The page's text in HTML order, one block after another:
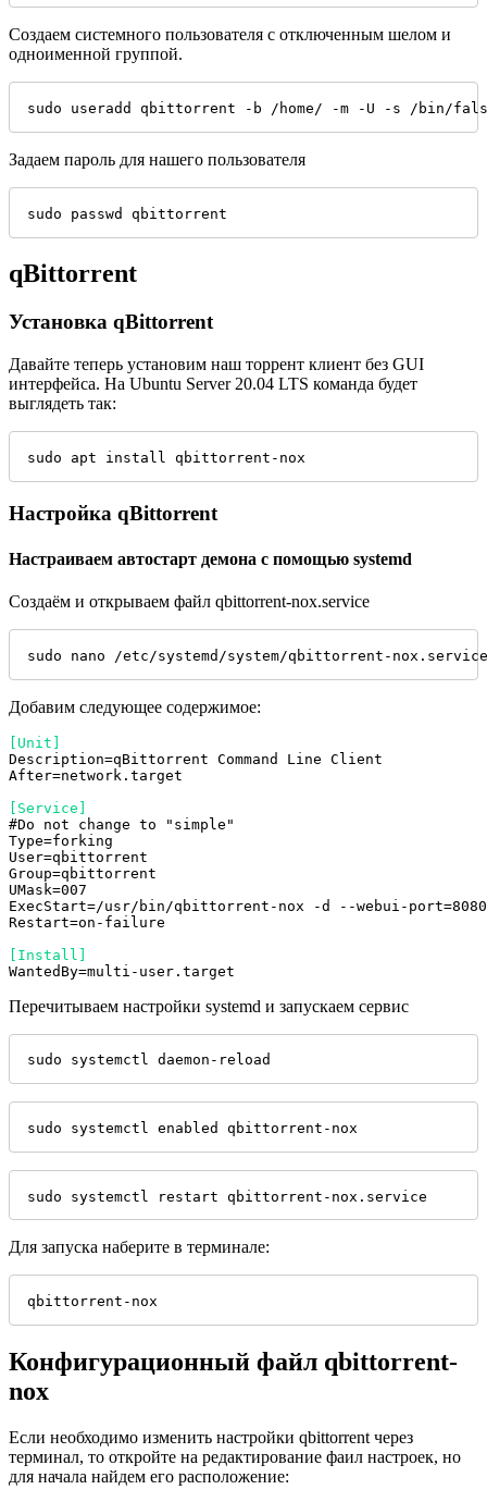
Создаем системного пользователя с отключенным шелом и
одноименной группой.
sudo useradd qbittorrent -b /home/ -m -U -s /bin/
Задаем пароль для нашего пользователя
sudo passwd qbittorrent
qBittorrent
Установка qBittorrent
Давайте теперь установим наш торрент клиент без GUI
интерфейса. На Ubuntu Server 20.04 LTS команда будет
выглядеть так:
sudo apt install qbittorrent-nox
Настройка qBittorrent
Настраиваем автостарт демона с помощью systemd
Создаём и открываем файл qbittorrent-nox.service
sudo nano /etc/systemd/system/qbittorrent-nox.service
Добавим следующее содержимое:
[Unit]
Description=qBittorrent Command Line Client
After=network.target
[Service]
#Do not change to "simple"
Type=forking
User=qbittorrent
Group=qbittorrent
UMask=007
ExecStart=/usr/bin/qbittorrent-nox -d --webui-port=8080
Restart=on-failure
[Install]
WantedBy=multi-user.target
Перечитываем настройки systemd и запускаем сервис
sudo systemctl daemon-reload
sudo systemctl enabled qbittorrent-nox
sudo systemctl restart qbittorrent-nox.service
Для запуска наберите в терминале:
qbittorrent-nox
Конфигурационный файл qbittorrent-
nox
Если необходимо изменить настройки qbittorrent через
терминал, то откройте на редактирование фаил настроек, но
для начала найдем его расположение: